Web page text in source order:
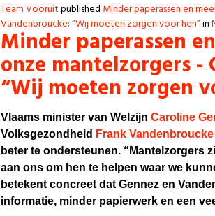
Team Vooruitpublished Minder paperassen en
Vandenbroucke: “Wij moeten zorgen voor hen”in
Minder paperassen
onze mantelzorgers -
“Wij moeten zorgen
Vlaams minister van Welzijn Caroline
Volksgezondheid Frank Vandenbroucke
beter te ondersteunen. “Mantelzorgers
aan ons om hen te helpen waar we
betekent concreet dat Gennez en
informatie, minder papierwerk en een